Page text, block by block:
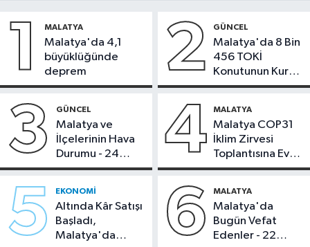
1 MALATYA
Malatya'da 4,1
büyüklüğünde
deprem
2 GÜNCEL
Malatya'da 8 Bin
456 TOKİ
Konutunun Kurası
Bugün Çekiliyor
3 GÜNCEL
Malatya ve
İlçelerinin Hava
Durumu - 24
Temmuz 2026
4 MALATYA
Malatya COP31
İklim Zirvesi
Toplantısına Ev
Sahipliği Yaptı
5 EKONOMI
Altında Kâr Satışı
Başladı,
Malatya'da
6 MALATYA
Malatya'da
Bugün Vefat
Edenler - 22